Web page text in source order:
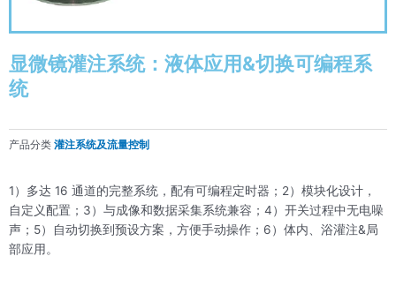
显微镜灌注系统：液体应用&切换可编程系
统
产品分类 灌注系统及流量控制
1）多达 16 通道的完整系统，配有可编程定时器；2）模块化设计，
自定义配置；3）与成像和数据采集系统兼容；4）开关过程中无电噪
声；5）自动切换到预设方案，方便手动操作；6）体内、浴灌注&局
部应用。